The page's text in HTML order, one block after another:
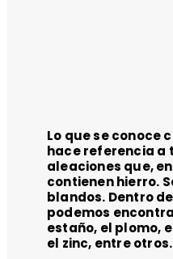
Lo que se conoce
hace referencia a
aleaciones que,
contienen hierro.
blandos. Dentro
podemos
estaño, el plomo,
el zinc, entre otros.